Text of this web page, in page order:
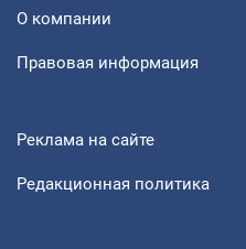
О компании
Правовая информация
Реклама на сайте
Редакционная политика